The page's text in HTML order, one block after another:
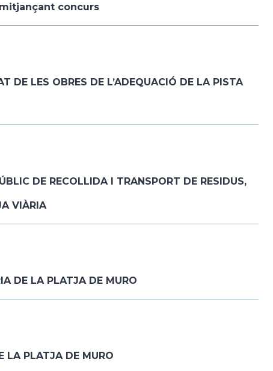
concurs
DE LES OBRES DE L’ADEQUACIÓ DE LA PISTA
DE RECOLLIDA I TRANSPORT DE RESIDUS,
VIÀRIA
DE LA PLATJA DE MURO
LA PLATJA DE MURO